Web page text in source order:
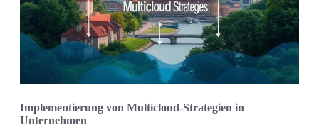
Implementierung von Multicloud-Strategien in
Unternehmen